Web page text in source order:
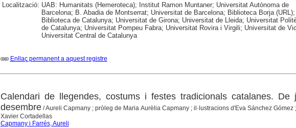
Localització: UAB: Humanitats (Hemeroteca); Institut Ramon Muntaner; Universitat Autònoma de
Barcelona; B. Abadia de Montserrat; Universitat de Barcelona; Biblioteca Borja (URL);
Biblioteca de Catalunya; Universitat de Girona; Universitat de Lleida; Universitat
de Catalunya; Universitat Pompeu Fabra; Universitat Rovira i Virgili; Universitat de
Universitat Central de Catalunya
Enllaç permanent a aquest registre
Calendari de llegendes, costums i festes tradicionals catalanes. De
desembre/ Aureli Capmany ; pròleg de Maria Aurèlia Capmany ; il·lustracions d'Eva Sánchez Gómez
Xavier Cortadellas
Capmany i Farrés, Aureli